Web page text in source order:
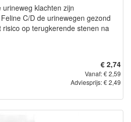
klachten zijn
C/D de urinewegen gezond
op terugkerende stenen na
€ 2,74
Vanaf: € 2,59
Adviesprijs: € 2,49